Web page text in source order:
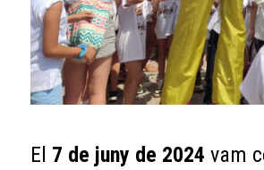
El 7 de juny de 2024 vam